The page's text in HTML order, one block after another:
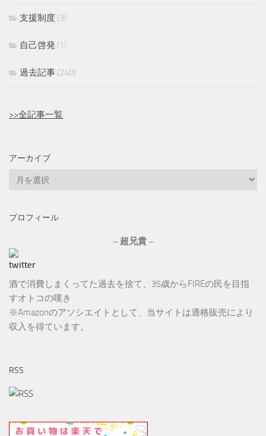
支援制度 (3)
自己啓発 (1)
過去記事 (240)
>>全記事一覧
アーカイブ
イ
プロフィール
– 超兄貴 –
酒で消費しまくってた過去を捨て、35歳からFIREの民を目指
すオトコの嘆き
※Amazonのアソシエイトとして、当サイトは適格販売により
収入を得ています。
RSS